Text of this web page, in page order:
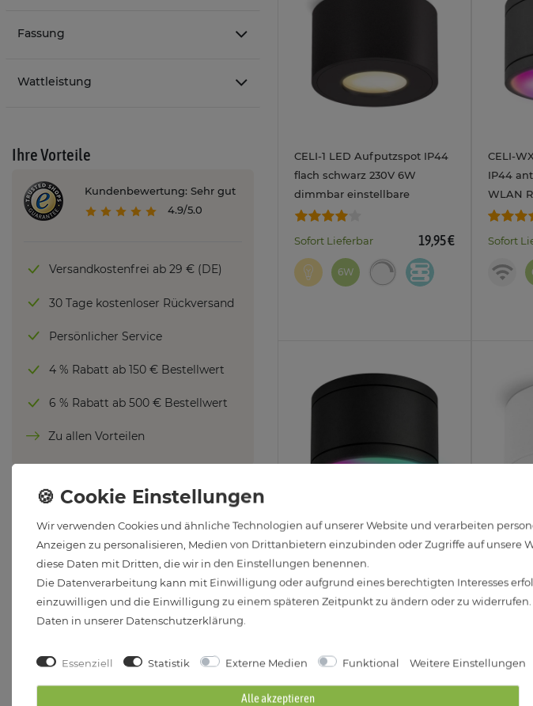
Fassung
Wattleistung
Ihre Vorteile
Kundenbewertung: Sehr gut
4.9/5.0
Versandkostenfrei ab 29 € (DE)
30 Tage kostenloser Rückversand
Persönlicher Service
4 % Rabatt ab 150 € Bestellwert
6 % Rabatt ab 500 € Bestellwert
Zu allen Vorteilen
LED Kaufberatung
Wieviel Lumen pro m²?
CELI-1 LED Aufputzspot IP44
flach schwarz 230V 6W
dimmbar einstellbare
Lichtfarbe warm / neutral /
Sofort Lieferbar 19,95 €
6W
CELI-
IP44
WLAN
Sofort
CELI-WX Bad Aufbauspot
flach IP44 schwarz rund inkl.
Smart WLAN RGB LED GX53
230V
6W
4W
Wir verwenden Cookies und ähnliche Technologien auf unserer Website und verarbeiten
Anzeigen zu personalisieren, Medien von Drittanbietern einzubinden oder Zugriffe auf unsere
diese Daten mit Dritten, die wir in den Einstellungen benennen.
Die Datenverarbeitung kann mit Einwilligung oder aufgrund eines berechtigten Interesses
einzuwilligen und die Einwilligung zu einem späteren Zeitpunkt zu ändern oder zu widerrufen.
Daten in unserer Daten­schutz­erklärung
Essenziell Statistik Externe Medien Funktional Weitere Einstellungen
Alle akzeptieren